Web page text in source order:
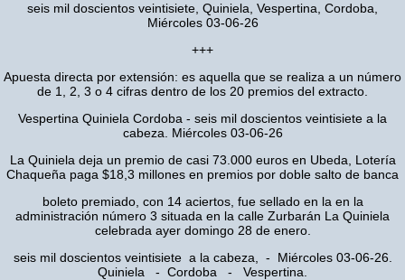
seis mil doscientos veintisiete, Quiniela, Vespertina, Cordoba,
Miércoles 03-06-26
+++
Apuesta directa por extensión: es aquella que se realiza a un número
de 1, 2, 3 o 4 cifras dentro de los 20 premios del extracto.
Vespertina Quiniela Cordoba - seis mil doscientos veintisiete a la
cabeza. Miércoles 03-06-26
La Quiniela deja un premio de casi 73.000 euros en Ubeda, Lotería
Chaqueña paga $18,3 millones en premios por doble salto de banca
boleto premiado, con 14 aciertos, fue sellado en la en la
administración número 3 situada en la calle Zurbarán La Quiniela
celebrada ayer domingo 28 de enero.
seis mil doscientos veintisiete a la cabeza, - Miércoles 03-06-26.
Quiniela - Cordoba - Vespertina.